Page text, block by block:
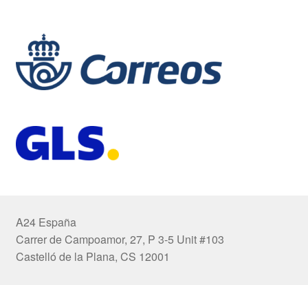
A24 España
Carrer de Campoamor, 27, P 3-5 Unit #103
Castelló de la Plana, CS 12001